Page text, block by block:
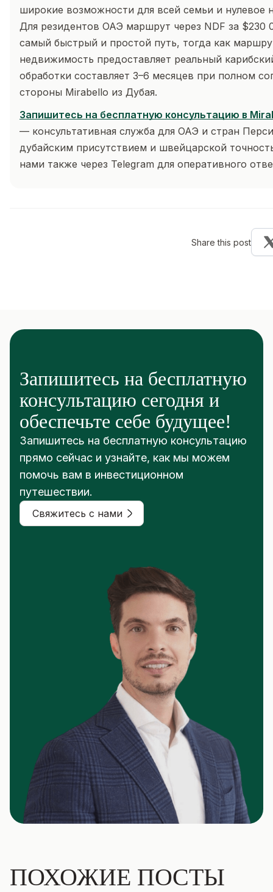
широкие возможности для всей семьи и нулевое
Для резидентов ОАЭ маршрут через NDF за $230
самый быстрый и простой путь, тогда как
недвижимость предоставляет реальный
обработки составляет 3–6 месяцев при полном
стороны Mirabello из Дубая.
Запишитесь на бесплатную консультацию в
— консультативная служба для ОАЭ и стран
дубайским присутствием и швейцарской
нами также через Telegram для оперативного
Share this post
Запишитесь на бесплатную
консультацию сегодня и
обеспечьте себе будущее!
Запишитесь на бесплатную консультацию
прямо сейчас и узнайте, как мы можем
помочь вам в инвестиционном
путешествии.
Свяжитесь с нами
ПОХОЖИЕ ПОСТЫ